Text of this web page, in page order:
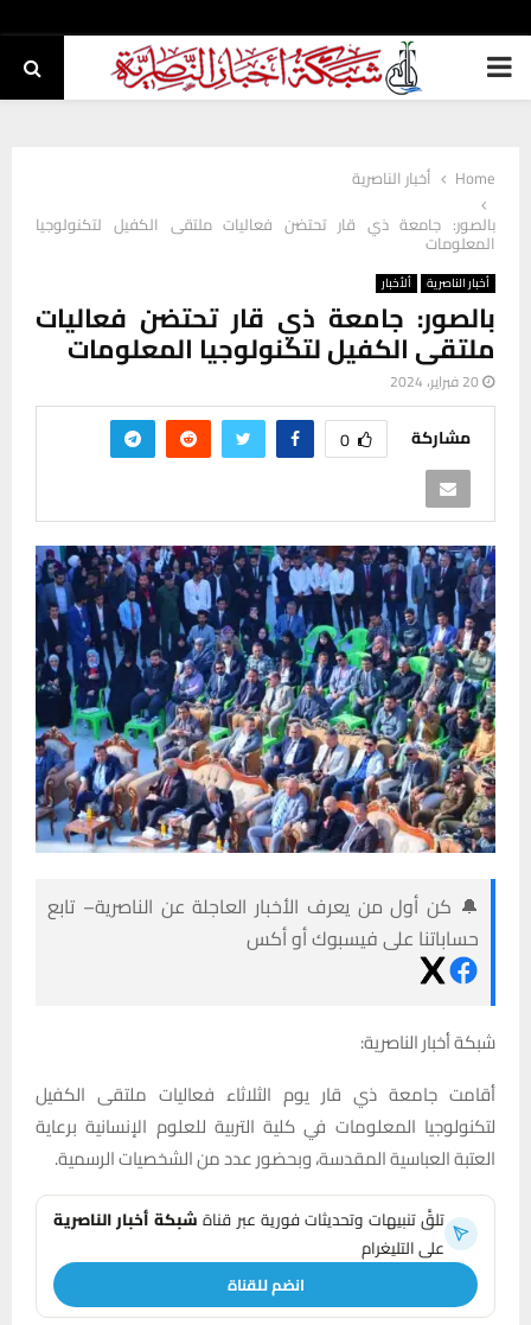
PRIMARY
Home
أخبار الناصرية
بالصور: جامعة ذي قار تحتضن فعاليات ملتقى الكفيل لتكنولوجيا
المعلومات
أخبار الناصرية ألأخبار
بالصور: جامعة ذي قار تحتضن فعاليات
ملتقى الكفيل لتكنولوجيا المعلومات
20 فبراير، 2024
مشاركة 0
🔔 كن أول من يعرف الأخبار العاجلة عن الناصرية– تابع
حساباتنا على فيسبوك أو أكس
شبكة أخبار الناصرية:
أقامت جامعة ذي قار يوم الثلاثاء فعاليات ملتقى الكفيل
لتكنولوجيا المعلومات في كلية التربية للعلوم الإنسانية برعاية
العتبة العباسية المقدسة، وبحضور عدد من الشخصيات الرسمية.
تلقَّ تنبيهات وتحديثات فورية عبر قناةشبكة أخبار الناصرية
على التليغرام
انضم للقناة